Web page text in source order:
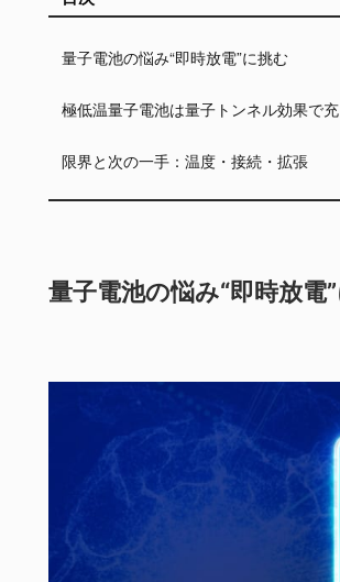
量子電池の悩み“即時放電”に挑む
極低温量子電池は量子トンネル効果で
限界と次の一手：温度・接続・拡張
量子電池の悩み“即時放電